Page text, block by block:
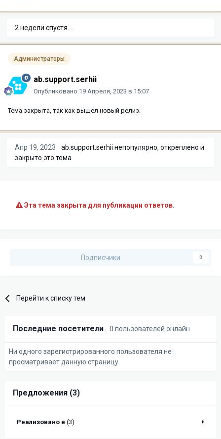
2 недели спустя...
Администраторы
ab.support.serhii
Опубликовано 19 Апреля, 2023 в 15:07
Тема закрыта, так как вышел новый релиз.
Апр 19, 2023 ab.support.serhii непопулярно, откреплено и
закрыто это тема
Эта тема закрыта для публикации ответов.
Подписчики 0
Перейти к списку тем
Последние посетители 0 пользователей онлайн
Ни одного зарегистрированного пользователя не
просматривает данную страницу
Предложения (3)
Реализовано в (3)